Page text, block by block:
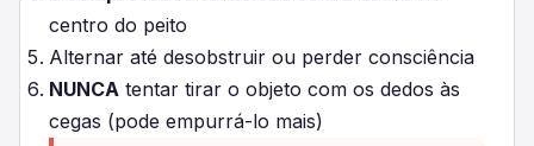
centro do peito
Alternar até desobstruir ou perder consciência
NUNCA tentar tirar o objeto com os dedos às
cegas (pode empurrá-lo mais)